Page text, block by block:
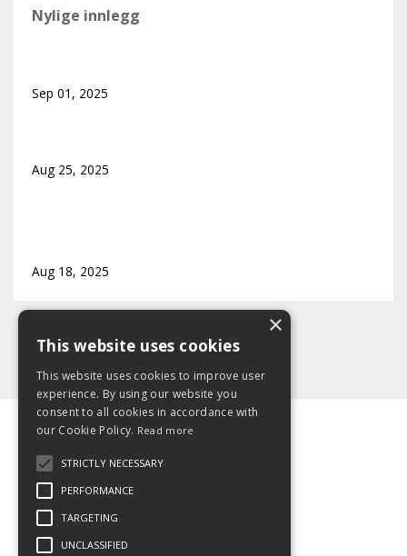
Nylige innlegg
Sep 01, 2025
Aug 25, 2025
Aug 18, 2025
© 2026 Kajabi
×
This website uses cookies
This website uses cookies to improve user
experience. By using our website you
consent to all cookies in accordance with
our Cookie Policy. Read more
STRICTLY NECESSARY
PERFORMANCE
TARGETING
UNCLASSIFIED